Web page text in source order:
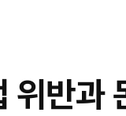
위반과